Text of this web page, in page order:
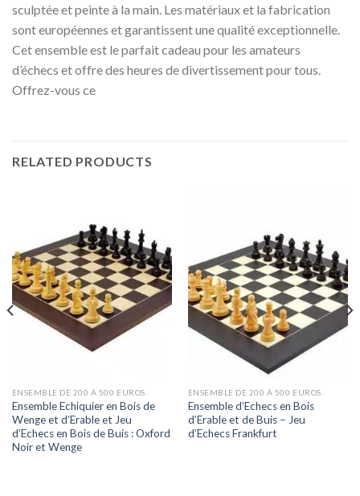
sculptée et peinte à la main. Les matériaux et la fabrication
sont européennes et garantissent une qualité exceptionnelle.
Cet ensemble est le parfait cadeau pour les amateurs
d’échecs et offre des heures de divertissement pour tous.
Offrez-vous ce
RELATED PRODUCTS
ENSEMBLE DE 200 À 500 EUROS
Ensemble Echiquier en Bois de
Wenge et d’Erable et Jeu
d’Echecs en Bois de Buis : Oxford
Noir et Wenge
ENSEMBLE DE 200 À 500 EUROS
Ensemble d’Echecs en Bois
d’Erable et de Buis – Jeu
d’Echecs Frankfurt